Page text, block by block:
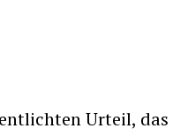
Urteil, das